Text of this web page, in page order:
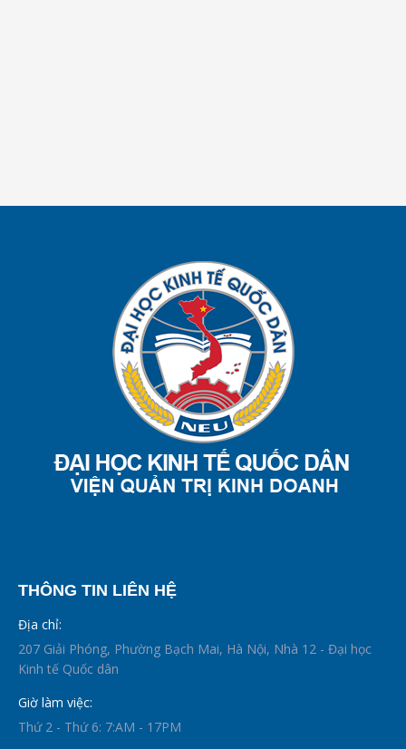
THÔNG TIN LIÊN HỆ
Địa chỉ:
207 Giải Phóng, Phường Bạch Mai, Hà Nội, Nhà 12 - Đại học
Kinh tế Quốc dân
Giờ làm việc:
Thứ 2 - Thứ 6: 7:AM - 17PM